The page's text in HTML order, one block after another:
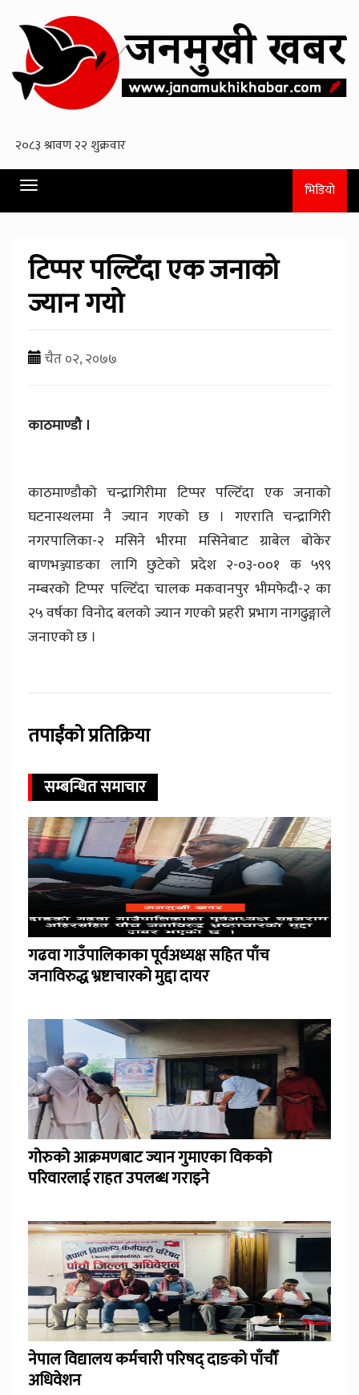
Toggle
navigation
भिडियो
टिप्पर पल्टिँदा एक जनाको
ज्यान गयाे
चैत ०२, २०७७
काठमाण्डौ ।
काठमाण्डौको चन्द्रागिरीमा टिप्पर पल्टिँदा एक जनाको
घटनास्थलमा नै ज्यान गएको छ । गएराति चन्द्रागिरी
नगरपालिका-२ मसिने भीरमा मसिनेबाट ग्राबेल बोकेर
बाणभञ्ज्याङका लागि छुटेको प्रदेश २-०३-००१ क ५९९
नम्बरको टिप्पर पल्टिँदा चालक मकवानपुर भीमफेदी-२ का
२५ वर्षका विनोद बलको ज्यान गएको प्रहरी प्रभाग नागढुङ्गाले
जनाएको छ ।
तपाईंको प्रतिक्रिया
सम्बन्धित समाचार
गढवा गाउँपालिकाका पूर्वअध्यक्ष सहित पाँच
जनाविरुद्ध भ्रष्टाचारको मुद्दा दायर
गोरुको आक्रमणबाट ज्यान गुमाएका विकको
परिवारलाई राहत उपलब्ध गराइने
नेपाल विद्यालय कर्मचारी परिषद् दाङको पाँचौँ
अधिवेशन